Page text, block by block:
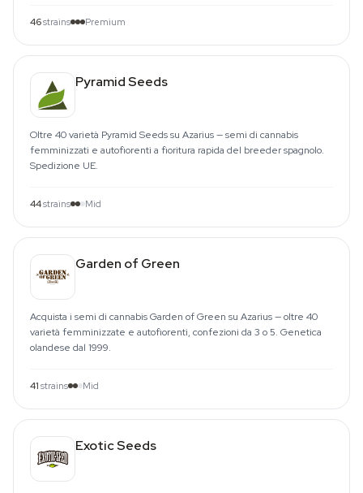
46strains Premium
Pyramid Seeds
Oltre 40 varietà Pyramid Seeds su Azarius — semi di cannabis
femminizzati e autofiorenti a fioritura rapida del breeder spagnolo.
Spedizione UE.
44strains Mid
Garden of Green
Acquista i semi di cannabis Garden of Green su Azarius — oltre 40
varietà femminizzate e autofiorenti, confezioni da 3 o 5. Genetica
olandese dal 1999.
41 strains Mid
Exotic Seeds